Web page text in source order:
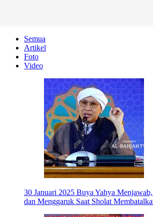
Semua
Artikel
Foto
Video
30 Januari 2025 Buya Yahya
dan Menggaruk Saat Sholat